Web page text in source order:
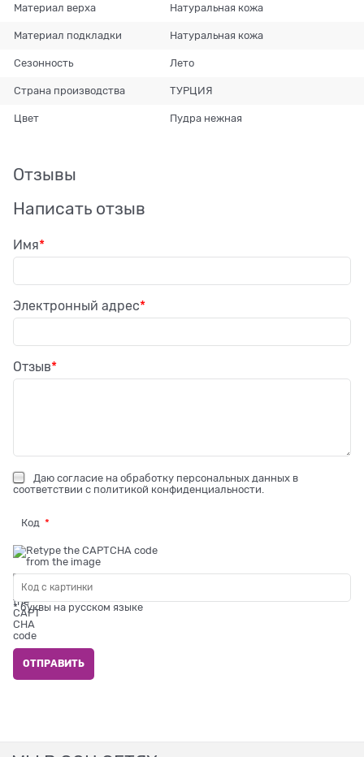
Материал верха Натуральная кожа
Материал подкладки Натуральная кожа
Сезонность Лето
Страна производства ТУРЦИЯ
Цвет Пудра нежная
Отзывы
Написать отзыв
Имя
Электронный адрес
Отзыв
Даю согласие на обработку персональных данных в
соответствии с политикой конфиденциальности
Код
* буквы на русском языке